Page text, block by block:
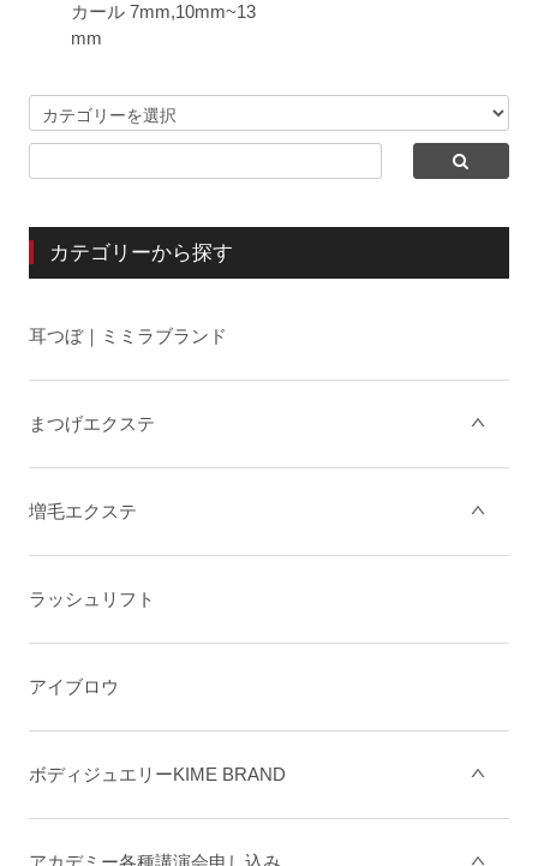
カール 7mm,10mm~13
mm
カテゴリーから探す
耳つぼ｜ミミラブランド
まつげエクステ
増毛エクステ
ラッシュリフト
アイブロウ
ボディジュエリーKIME BRAND
アカデミー各種講演会申し込み